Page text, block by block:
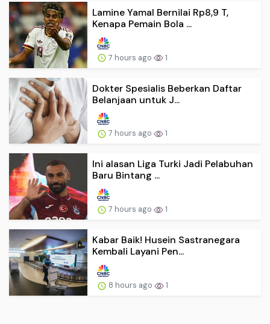
Lamine Yamal Bernilai Rp8,9 T,
Kenapa Pemain Bola ...
7 hours ago 1
Dokter Spesialis Beberkan Daftar
Belanjaan untuk J...
7 hours ago 1
Ini alasan Liga Turki Jadi Pelabuhan
Baru Bintang ...
7 hours ago 1
Kabar Baik! Husein Sastranegara
Kembali Layani Pen...
8 hours ago 1